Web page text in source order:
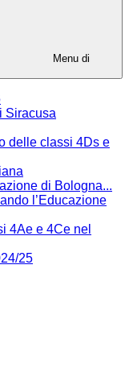
Menu di
Siracusa
delle classi 4Ds e
di Bologna...
l’Educazione
4Ae e 4Ce nel
25